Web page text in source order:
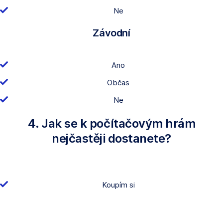
Ne
Závodní
Ano
Občas
Ne
4. Jak se k počítačovým hrám
nejčastěji dostanete?
Koupím si